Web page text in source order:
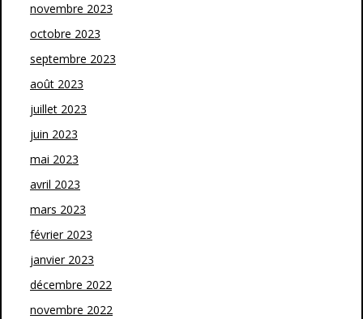
novembre 2023
octobre 2023
septembre 2023
août 2023
juillet 2023
juin 2023
mai 2023
avril 2023
mars 2023
février 2023
janvier 2023
décembre 2022
novembre 2022